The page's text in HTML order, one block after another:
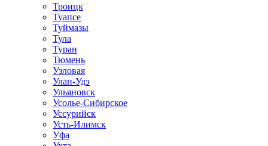
Троицк
Туапсе
Туймазы
Тула
Туран
Тюмень
Узловая
Улан-Удэ
Ульяновск
Усолье-Сибирское
Уссурийск
Усть-Илимск
Уфа